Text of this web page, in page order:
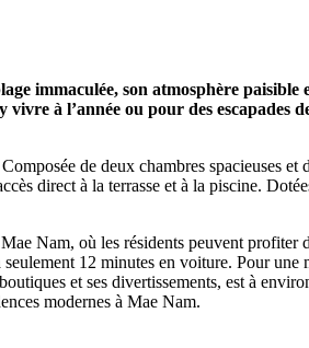
immaculée, son atmosphère
à l’année ou pour des escapades
de deux chambres spacieuses
direct à la terrasse et à la piscine.
Nam, où les résidents peuvent profiter
12 minutes en voiture. Pour
et ses divertissements, est à
modernes à Mae Nam.